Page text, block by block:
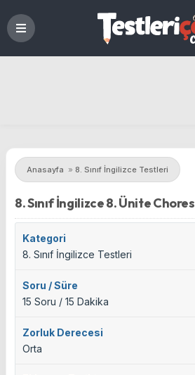
Anasayfa » 8. Sınıf İngilizce Testleri
8. Sınıf İngilizce 8. Ünite Chores
Kategori
8. Sınıf İngilizce Testleri
Soru / Süre
15 Soru / 15 Dakika
Zorluk Derecesi
Orta